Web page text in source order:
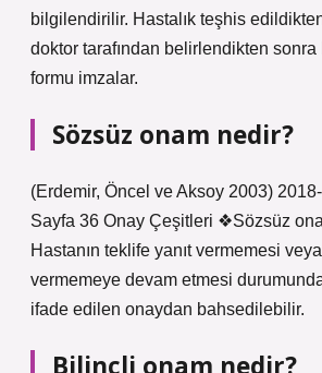
bilgilendirilir. Hastalık teşhis
doktor tarafından belirlendikten
formu imzalar.
Sözsüz onam nedir?
(Erdemir, Öncel ve Aksoy 2003)
Sayfa 36 Onay Çeşitleri ❖Sözsüz
Hastanın teklife yanıt vermemesi
vermemeye devam etmesi
ifade edilen onaydan bahsedilebilir.
Bilinçli onam nedir?